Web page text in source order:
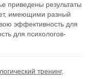
приведены результаты
имеющими разный
эффективность для
для психологов-
тренинг,